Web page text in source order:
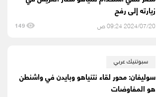
زيارته إلى رفح
2024/07/20 09:24 ص 149
سبوتنيك عربي
سوليفان: محور لقاء نتنياهو وبايدن في واشنطن
هو المفاوضات